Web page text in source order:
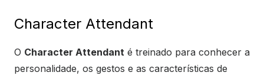
Character Attendant
O Character Attendant é treinado para conhecer a
personalidade, os gestos e as características de